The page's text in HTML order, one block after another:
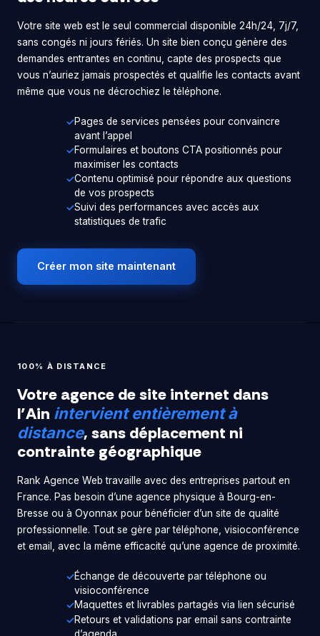
Votre site web est le seul commercial disponible 24h/24, 7j/7,
sans congés ni jours fériés. Un site bien conçu génère des
demandes entrantes en continu, capte des prospects que
vous n’auriez jamais prospectés et qualifie les contacts avant
même que vous ne décrochiez le téléphone.
Pages de services pensées pour convaincre
avant l’appel
Formulaires et boutons CTA positionnés pour
maximiser les contacts
Contenu optimisé pour répondre aux questions
de vos prospects
Suivi des performances avec accès aux
statistiques de trafic
Créer mon site maintenant
100% À DISTANCE
Votre agence de site internet dans
l’Ain intervient entièrement à
distance, sans déplacement ni
contrainte géographique
Rank Agence Web travaille avec des entreprises partout en
France. Pas besoin d’une agence physique à Bourg-en-
Bresse ou à Oyonnax pour bénéficier d’un site de qualité
professionnelle. Tout se gère par téléphone, visioconférence
et email, avec la même efficacité qu’une agence de proximité.
Échange de découverte par téléphone ou
visioconférence
Maquettes et livrables partagés via lien sécurisé
Retours et validations par email sans contrainte
d’agenda